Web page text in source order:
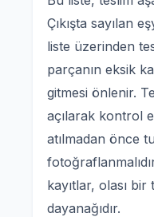
Çıkışta sayılan
liste üzerinden
parçanın eksik
gitmesi önlenir.
açılarak kontrol
atılmadan önce
kayıtlar, olası
dayanağıdır.